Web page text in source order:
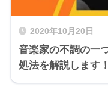
2020年10月20日
音楽家の不調の一
処法を解説します！